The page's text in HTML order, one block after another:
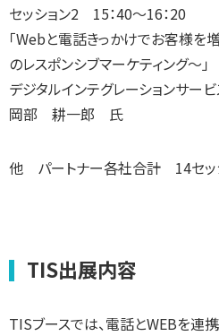
セッション2 15：40～16：20
「Webと電話きっかけでお客様
のレスポンシブマーケティング～」
デジタルインテグレーションサ
岡部 耕一郎 氏
他 パートナー各社合計 14セッ
TIS出展内容
TISブースでは、電話とWEBを連